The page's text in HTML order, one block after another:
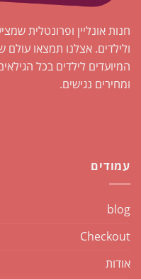
חנות אונליין ופרונטלית
ולילדים. אצלנו תמצאו עולם
המיועדים לילדים בכל
ומחירים נגישים.
עמודים
blog
Checkout
אודות